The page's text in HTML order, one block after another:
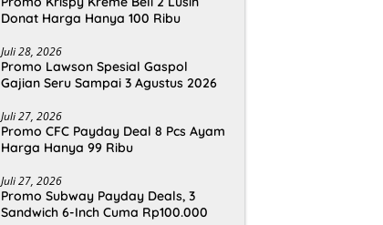
Donat Harga Hanya 100 Ribu
Juli 28, 2026
Promo Lawson Spesial Gaspol
Gajian Seru Sampai 3 Agustus 2026
Juli 27, 2026
Promo CFC Payday Deal 8 Pcs Ayam
Harga Hanya 99 Ribu
Juli 27, 2026
Promo Subway Payday Deals, 3
Sandwich 6-Inch Cuma Rp100.000